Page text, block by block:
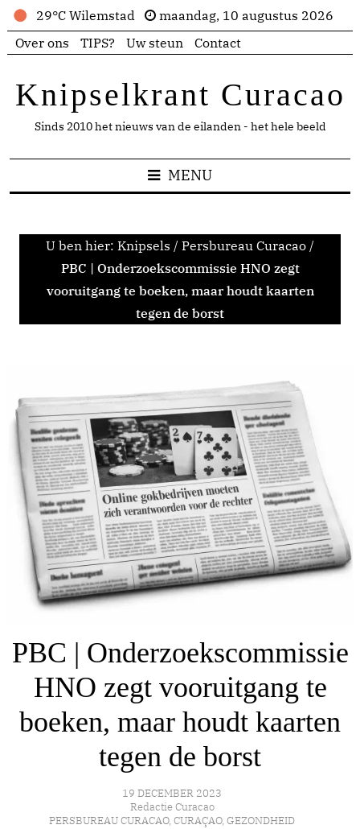
29°C Wilemstad
maandag, 10 augustus 2026
Over ons
TIPS? Uw steun Contact
Knipselkrant Curacao
Sinds 2010 het nieuws van de eilanden - het hele beeld
MENU
U ben hier: Knipsels / Persbureau Curacao /
PBC | Onderzoekscommissie HNO zegt
vooruitgang te boeken, maar houdt kaarten
tegen de borst
PBC | Onderzoekscommissie
HNO zegt vooruitgang te
boeken, maar houdt kaarten
tegen de borst
19 DECEMBER 2023
Redactie Curacao
PERSBUREAU CURACAO, CURAÇAO, GEZONDHEID